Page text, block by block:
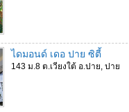
ไดมอนด์ เดอ ปาย ซิตี้
143 ม.8 ต.เวียงใต้ อ.ปาย, ปาย